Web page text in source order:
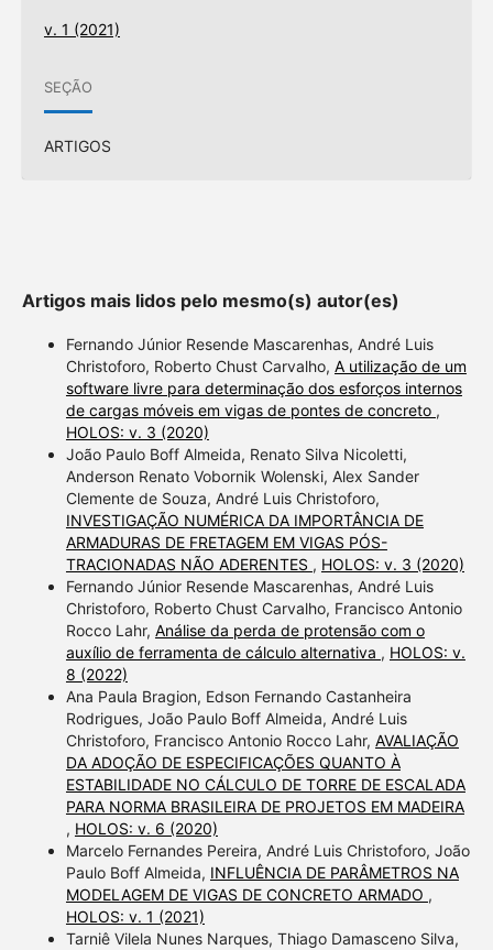
v. 1 (2021)
SEÇÃO
ARTIGOS
Artigos mais lidos pelo mesmo(s) autor(es)
Fernando Júnior Resende Mascarenhas, André Luis
Christoforo, Roberto Chust Carvalho, A utilização de um
software livre para determinação dos esforços internos
de cargas móveis em vigas de pontes de concreto ,
HOLOS: v. 3 (2020)
João Paulo Boff Almeida, Renato Silva Nicoletti,
Anderson Renato Vobornik Wolenski, Alex Sander
Clemente de Souza, André Luis Christoforo,
INVESTIGAÇÃO NUMÉRICA DA IMPORTÂNCIA DE
ARMADURAS DE FRETAGEM EM VIGAS PÓS-
TRACIONADAS NÃO ADERENTES , HOLOS: v. 3 (2020)
Fernando Júnior Resende Mascarenhas, André Luis
Christoforo, Roberto Chust Carvalho, Francisco Antonio
Rocco Lahr, Análise da perda de protensão com o
auxílio de ferramenta de cálculo alternativa , HOLOS: v.
8 (2022)
Ana Paula Bragion, Edson Fernando Castanheira
Rodrigues, João Paulo Boff Almeida, André Luis
Christoforo, Francisco Antonio Rocco Lahr, AVALIAÇÃO
DA ADOÇÃO DE ESPECIFICAÇÕES QUANTO À
ESTABILIDADE NO CÁLCULO DE TORRE DE ESCALADA
PARA NORMA BRASILEIRA DE PROJETOS EM MADEIRA
, HOLOS: v. 6 (2020)
Marcelo Fernandes Pereira, André Luis Christoforo, João
Paulo Boff Almeida, INFLUÊNCIA DE PARÂMETROS NA
MODELAGEM DE VIGAS DE CONCRETO ARMADO ,
HOLOS: v. 1 (2021)
Tarniê Vilela Nunes Narques, Thiago Damasceno Silva,